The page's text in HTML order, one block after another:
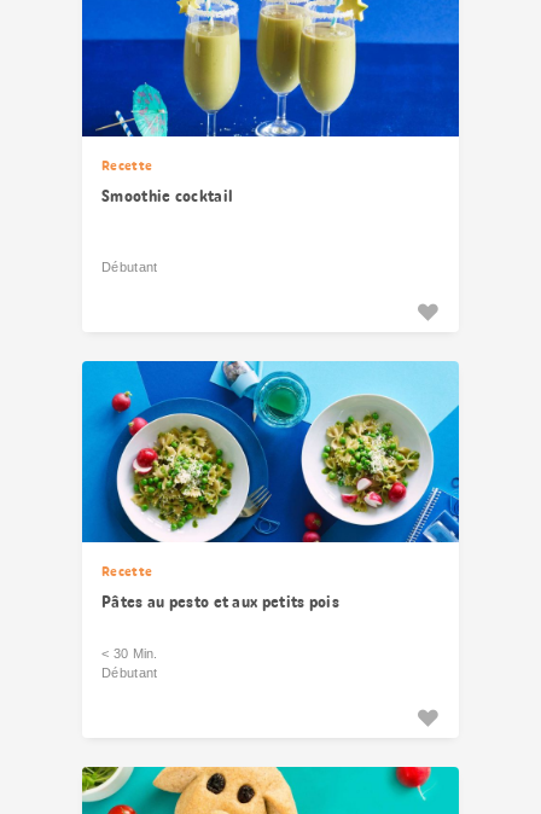
Recette
Smoothie cocktail
Débutant
Recette
Pâtes au pesto et aux petits pois
< 30 Min.
Débutant